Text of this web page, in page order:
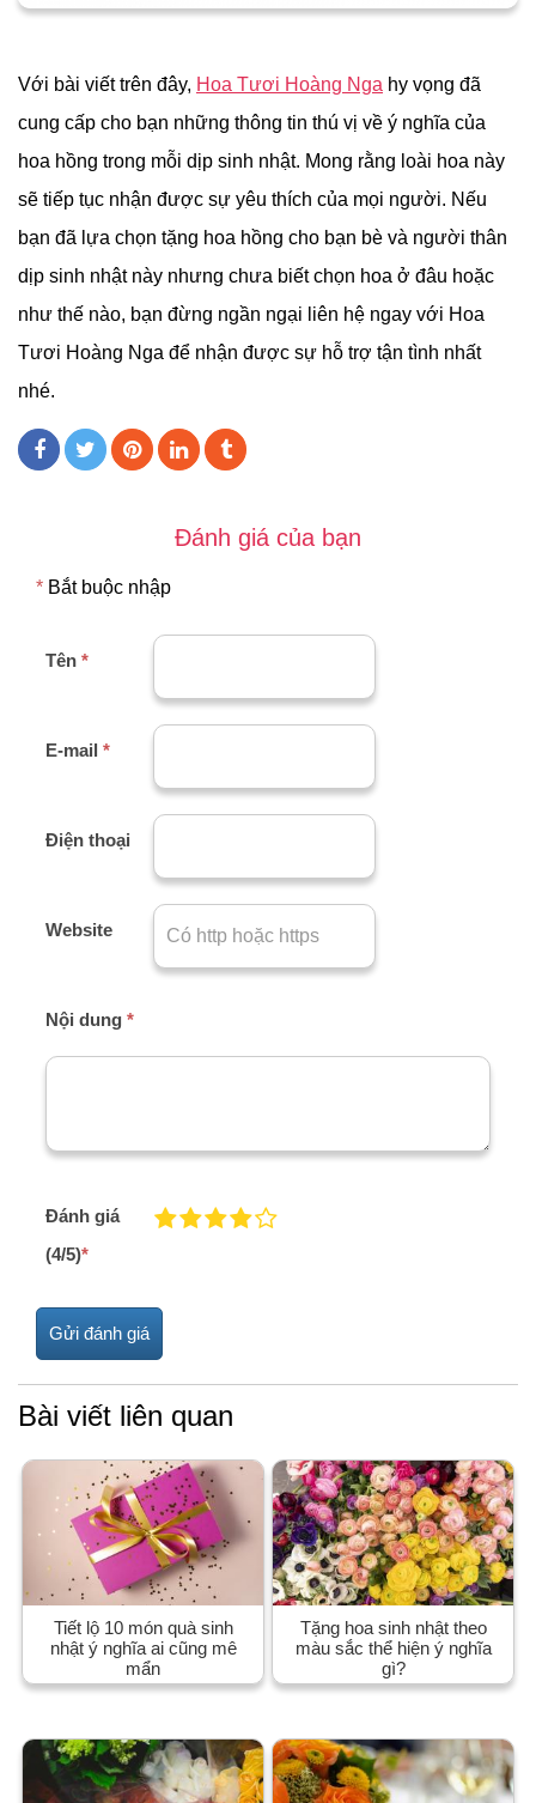
Với bài viết trên đây, Hoa Tươi Hoàng Nga hy vọng đã
cung cấp cho bạn những thông tin thú vị về ý nghĩa của
hoa hồng trong mỗi dịp sinh nhật. Mong rằng loài hoa này
sẽ tiếp tục nhận được sự yêu thích của mọi người. Nếu
bạn đã lựa chọn tặng hoa hồng cho bạn bè và người thân
dịp sinh nhật này nhưng chưa biết chọn hoa ở đâu hoặc
như thế nào, bạn đừng ngần ngại liên hệ ngay với Hoa
Tươi Hoàng Nga để nhận được sự hỗ trợ tận tình nhất
nhé.
Đánh giá của bạn
* Bắt buộc nhập
Tên *
E-mail *
Điện thoại
Website
Nội dung *
Đánh giá
(4/5)*
Bài viết liên quan
Tiết lộ 10 món quà sinh
nhật ý nghĩa ai cũng mê
mẩn
Tặng hoa sinh nhật theo
màu sắc thể hiện ý nghĩa
gì?